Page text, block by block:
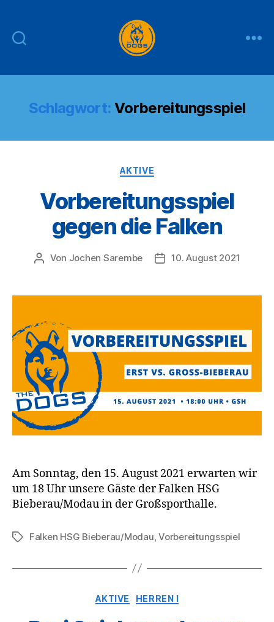
DOGS
Schlagwort: Vorbereitungsspiel
Kategorien
AKTIVE
Vorbereitungsspiel
gegen die Falken
Beitragsautor
Von Jochen Sarembe Veröffentlichungsdatum
10. August 2021
Am Sonntag, den 15. August 2021 erwarten wir
um 18 Uhr unsere Gäste der Falken HSG
Bieberau/Modau in der Großsporthalle.
Schlagwörter
Falken HSG Bieberau/Modau,Vorbereitungsspiel
Kategorien
AKTIVE HERREN I